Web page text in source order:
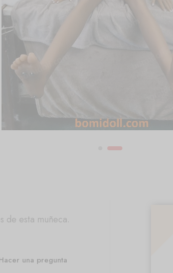
de esta muñeca.
una pregunta